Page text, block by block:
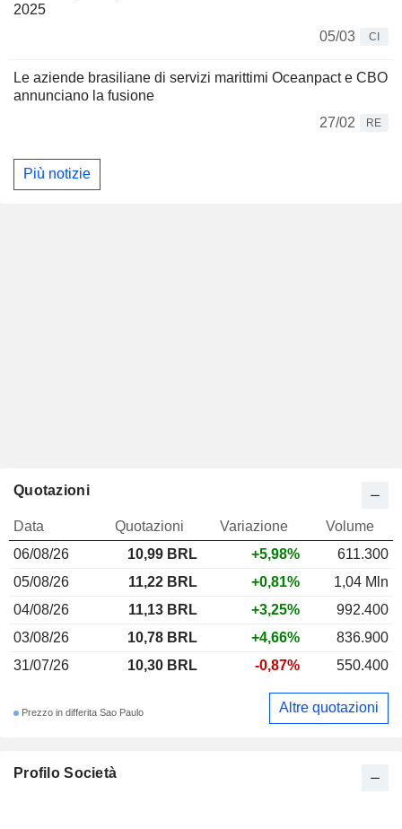
2025
05/03
CI
Le aziende brasiliane di servizi marittimi Oceanpact e CBO
annunciano la fusione
27/02
RE
Più notizie
Profilo Società
Quotazioni
Data Quotazioni Variazione
Volume
06/08/26
10,99 BRL +5,98%
611.300
05/08/26
11,22 BRL +0,81%
1,04 Mln
04/08/26
11,13 BRL +3,25%
992.400
03/08/26
10,78 BRL +4,66%
836.900
31/07/26
10,30 BRL -0,87% 550.400
Prezzo in differita Sao Paulo Altre quotazioni